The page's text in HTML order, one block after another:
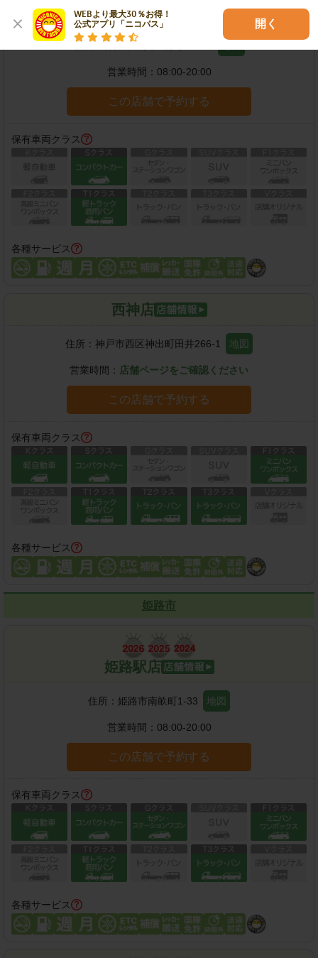
WEBより最大30％お得！
公式アプリ「ニコパス」
開く
神戸大倉山店
住所：神戸市中央区楠町3-10-3
営業時間： 08:00-20:00
この店舗で予約する
保有車両クラス
各種サービス
西神店
住所： 神戸市西区神出町田井266-1 地図
営業時間： 店舗ページをご確認ください
この店舗で予約する
保有車両クラス
各種サービス
姫路市
姫路駅店
住所： 姫路市南畝町1-33 地図
営業時間： 08:00-20:00
この店舗で予約する
保有車両クラス
各種サービス